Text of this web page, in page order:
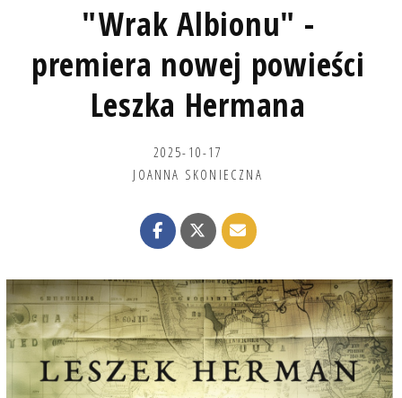
"Wrak Albionu" -
premiera nowej powieści
Leszka Hermana
2025-10-17
JOANNA SKONIECZNA